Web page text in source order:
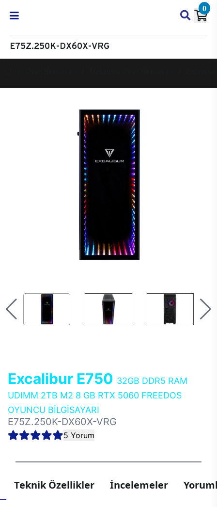
0
E75Z.250K-DX60X-VRG
Excalibur E750 32GB DDR5 RAM
UDIMM 2TB M2 8 GB RTX 5060 FREEDOS
OYUNCU BİLGİSAYARI
E75Z.250K-DX60X-VRG
5 Yorum
Teknik Özellikler İncelemeler